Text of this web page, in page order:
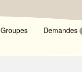
Groupes Demandes